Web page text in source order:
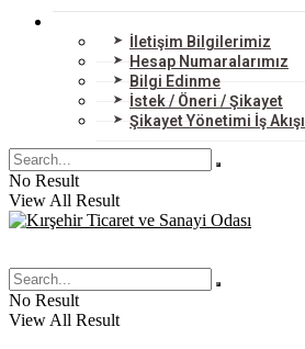
İletişim Bilgilerimiz
Hesap Numaralarımız
Bilgi Edinme
İstek / Öneri / Şikayet
Şikayet Yönetimi İş Akışı
No Result
View All Result
No Result
View All Result